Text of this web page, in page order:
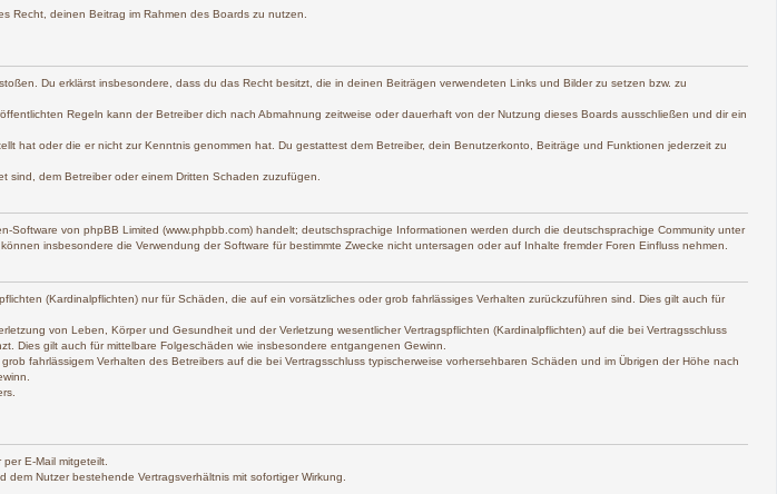
Recht, deinen Beitrag im Rahmen des Boards zu nutzen.
Du erklärst insbesondere, dass du das Recht besitzt, die in deinen Beiträgen verwendeten Links und Bilder zu setzen bzw. zu
Regeln kann der Betreiber dich nach Abmahnung zeitweise oder dauerhaft von der Nutzung dieses Boards ausschließen und dir ein
hat oder die er nicht zur Kenntnis genommen hat. Du gestattest dem Betreiber, dein Benutzerkonto, Beiträge und Funktionen jederzeit zu
dem Betreiber oder einem Dritten Schaden zuzufügen.
Software von phpBB Limited (www.phpbb.com) handelt; deutschsprachige Informationen werden durch die deutschsprachige Community unter
insbesondere die Verwendung der Software für bestimmte Zwecke nicht untersagen oder auf Inhalte fremder Foren Einfluss nehmen.
(Kardinalpflichten) nur für Schäden, die auf ein vorsätzliches oder grob fahrlässiges Verhalten zurückzuführen sind. Dies gilt auch für
von Leben, Körper und Gesundheit und der Verletzung wesentlicher Vertragspflichten (Kardinalpflichten) auf die bei Vertragsschluss
Dies gilt auch für mittelbare Folgeschäden wie insbesondere entgangenen Gewinn.
fahrlässigem Verhalten des Betreibers auf die bei Vertragsschluss typischerweise vorhersehbaren Schäden und im Übrigen der Höhe nach
E-Mail mitgeteilt.
Nutzer bestehende Vertragsverhältnis mit sofortiger Wirkung.